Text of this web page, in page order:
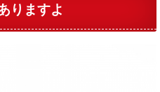
りますよ